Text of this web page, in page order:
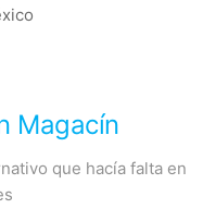
Magacín
que hacía falta en